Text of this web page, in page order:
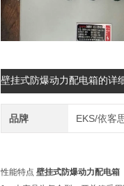
壁挂式防爆动力配电箱的详
品牌 EKS/依客
性能特点 壁挂式防爆动力配电箱